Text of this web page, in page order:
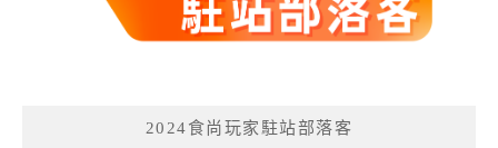
2024食尚玩家駐站部落客